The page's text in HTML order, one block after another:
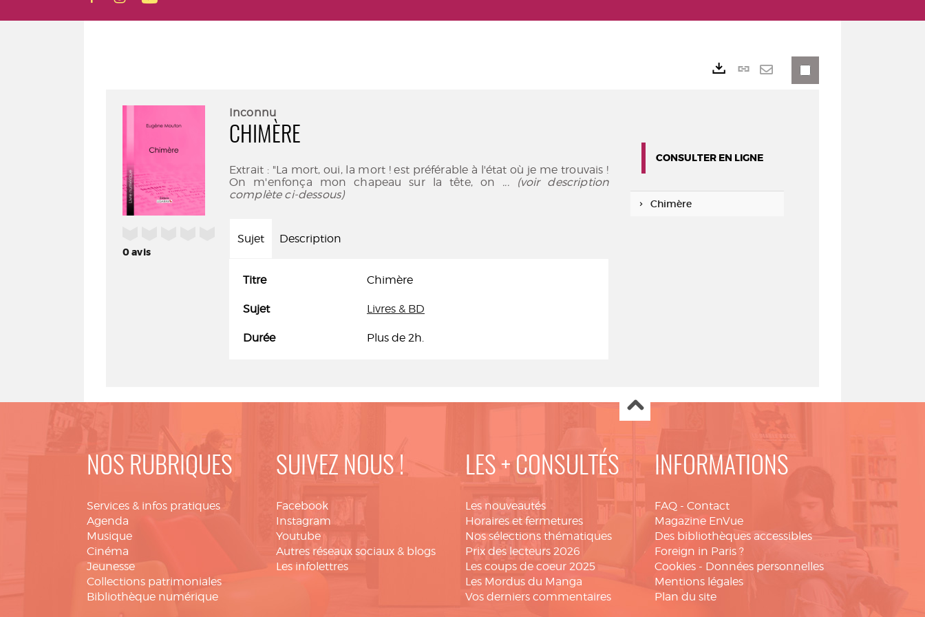
0avis
Inconnu
CHIMÈRE
Extrait : "La mort, oui, la mort ! est préférable à l'état où je me trouvais !
On m'enfonça mon chapeau sur la tête, on ... (voir description
complète ci-dessous)
Sujet Description
Titre Chimère
Sujet Livres & BD
Durée Plus de 2h.
Lien
CONSULTER EN LIGNE
Chimère
NOS RUBRIQUES
Services & infos pratiques
Agenda
Musique
Cinéma
Jeunesse
Collections patrimoniales
Bibliothèque numérique
SUIVEZ NOUS !
Facebook
Instagram
Youtube
Autres réseaux sociaux & blogs
Les infolettres
LES + CONSULTÉS
Les nouveautés
Horaires et fermetures
Nos sélections thématiques
Prix des lecteurs 2026
Les coups de coeur 2025
Les Mordus du Manga
Vos derniers commentaires
INFORMATIONS
FAQ - Contact
Magazine EnVue
Des bibliothèques accessibles
Foreign in Paris ?
Cookies - Données personnelles
Mentions légales
Plan du site